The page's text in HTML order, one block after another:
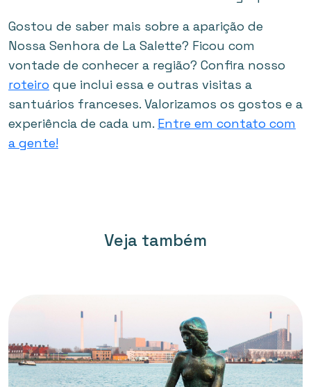
Gostou de saber mais sobre a aparição de
Nossa Senhora de La Salette? Ficou com
vontade de conhecer a região? Confira nosso
roteiro que inclui essa e outras visitas a
santuários franceses. Valorizamos os gostos e a
experiência de cada um. Entre em contato com
a gente!
Veja também